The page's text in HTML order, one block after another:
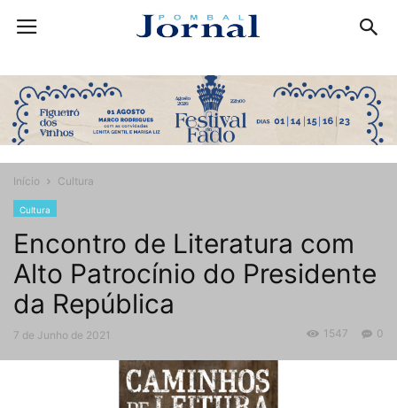
Início Cultura
Cultura
Encontro de Literatura com
Alto Patrocínio do Presidente
da República
7 de Junho de 2021 0
1547